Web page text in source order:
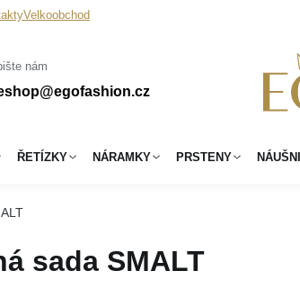
Velkoobchod
nám
ŘETÍZKY NÁRAMKY PRSTENY
sada SMALT